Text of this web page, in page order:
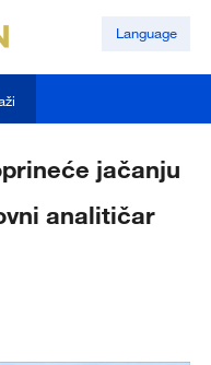
Language
jačanju
analitičar